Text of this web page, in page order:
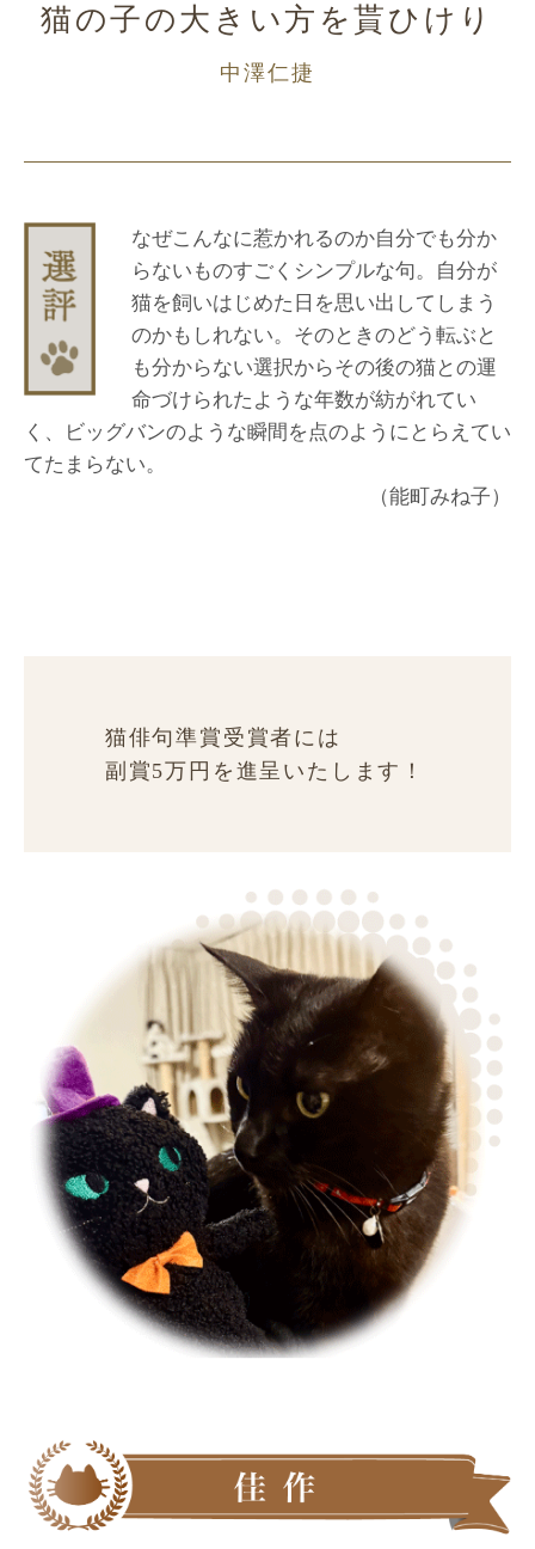
猫の子の大きい方を貰ひけり
中澤仁捷
なぜこんなに惹かれるのか自分でも分か
らないものすごくシンプルな句。自分が
猫を飼いはじめた日を思い出してしまう
のかもしれない。そのときのどう転ぶと
も分からない選択からその後の猫との運
命づけられたような年数が紡がれてい
く、ビッグバンのような瞬間を点のようにとらえてい
てたまらない。
（能町みね子）
猫俳句準賞受賞者には
副賞5万円を進呈いたします！